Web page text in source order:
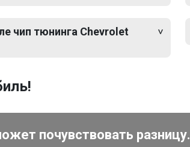
чип тюнинга Chevrolet
почувствовать разницу.